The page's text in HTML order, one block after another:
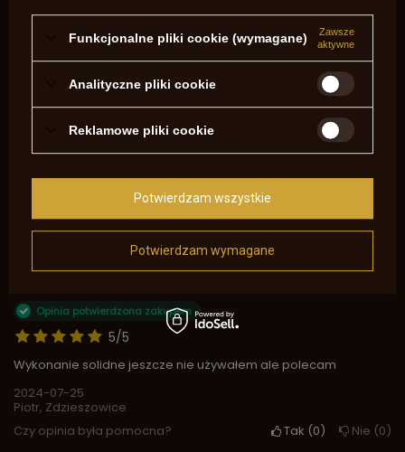
5.00
Liczba wystawionych opinii: 1
Napisz swoją opinię
Pokaż tylko opinie potwierdzone zakupem
1
0
Kliknij ocenę aby filtrować opinie
5/5
Opinia potwierdzona zakupem
Wykonanie solidne jeszcze nie używałem ale polecam
2024-07-25
Piotr, Zdzieszowice
Czy opinia była pomocna?
Tak 0 Nie 0
Funkcjonalne pliki cookie (wymagane)
Zawsze
aktywne
Analityczne pliki cookie
Reklamowe pliki cookie
Potwierdzam wymagane
Potwierdzam wszystkie